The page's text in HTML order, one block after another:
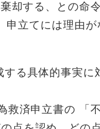
却する、との命
てには理由が
を構成す
済申立書の 「